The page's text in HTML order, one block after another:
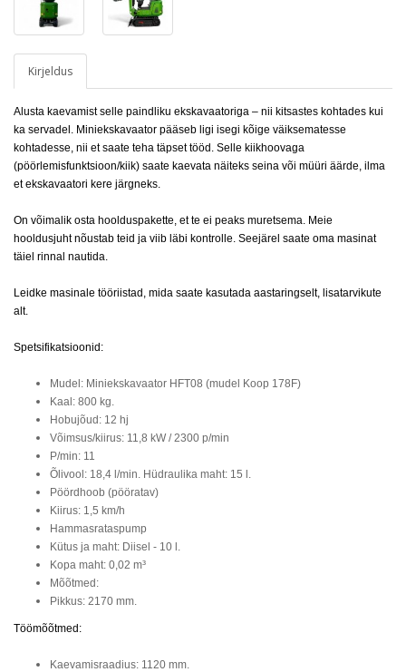
Kirjeldus
Alusta kaevamist selle paindliku ekskavaatoriga – nii kitsastes kohtades kui
ka servadel. Miniekskavaator pääseb ligi isegi kõige väiksematesse
kohtadesse, nii et saate teha täpset tööd. Selle kiikhoovaga
(pöörlemisfunktsioon/kiik) saate kaevata näiteks seina või müüri äärde, ilma
et ekskavaatori kere järgneks.
On võimalik osta hoolduspakette, et te ei peaks muretsema. Meie
hooldusjuht nõustab teid ja viib läbi kontrolle. Seejärel saate oma masinat
täiel rinnal nautida.
Leidke masinale tööriistad, mida saate kasutada aastaringselt, lisatarvikute
alt.
Spetsifikatsioonid:
Mudel: Miniekskavaator HFT08 (mudel Koop 178F)
Kaal: 800 kg.
Hobujõud: 12 hj
Võimsus/kiirus: 11,8 kW / 2300 p/min
P/min: 11
Õlivool: 18,4 l/min. Hüdraulika maht: 15 l.
Pöördhoob (pööratav)
Kiirus: 1,5 km/h
Hammasrataspump
Kütus ja maht: Diisel - 10 l.
Kopa maht: 0,02 m³
Mõõtmed:
Pikkus: 2170 mm.
Töömõõtmed:
Kaevamisraadius: 1120 mm.